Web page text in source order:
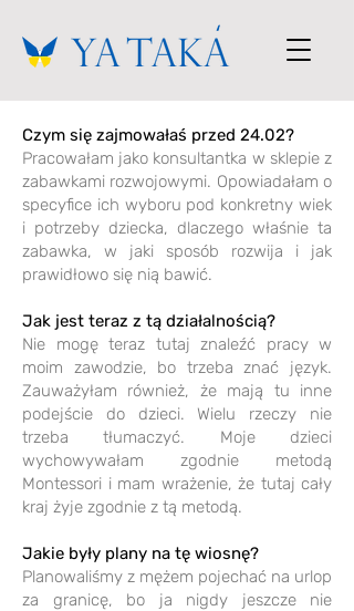
Czym się zajmowałaś przed 24.02?
Pracowałam jako konsultantka w sklepie z
zabawkami rozwojowymi. Opowiadałam o
specyfice ich wyboru pod konkretny wiek
i potrzeby dziecka, dlaczego właśnie ta
zabawka, w jaki sposób rozwija i jak
prawidłowo się nią bawić.
Jak jest teraz z tą działalnością?
Nie mogę teraz tutaj znaleźć pracy w
moim zawodzie, bo trzeba znać język.
Zauważyłam również, że mają tu inne
podejście do dzieci. Wielu rzeczy nie
trzeba tłumaczyć. Moje dzieci
wychowywałam zgodnie metodą
Montessori i mam wrażenie, że tutaj cały
kraj żyje zgodnie z tą metodą.
Jakie były plany na tę wiosnę?
Planowaliśmy z mężem pojechać na urlop
za granicę, bo ja nigdy jeszcze nie